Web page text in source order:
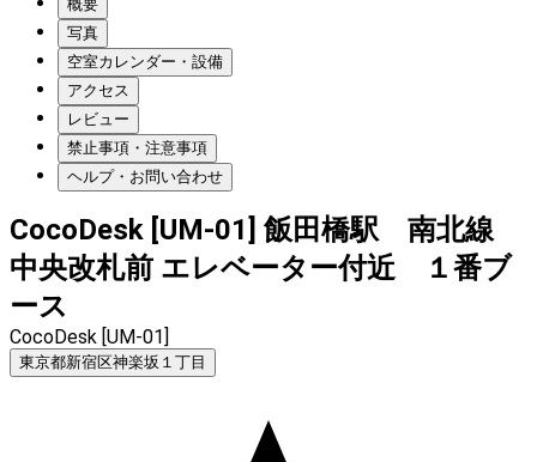
概要
写真
空室カレンダー・設備
アクセス
レビュー
禁止事項・注意事項
ヘルプ・お問い合わせ
CocoDesk [UM-01] 飯田橋駅 南北線
中央改札前 エレベーター付近 １番ブ
ース
CocoDesk [UM-01]
東京都新宿区神楽坂１丁目